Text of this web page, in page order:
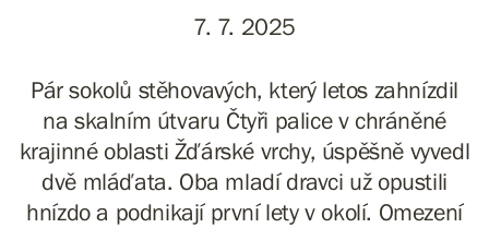
7. 7. 2025
Pár sokolů stěhovavých, který letos zahnízdil
na skalním útvaru Čtyři palice v chráněné
krajinné oblasti Žďárské vrchy, úspěšně vyvedl
dvě mláďata. Oba mladí dravci už opustili
hnízdo a podnikají první lety v okolí. Omezení